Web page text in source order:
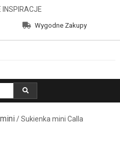
INSPIRACJE
Wygodne Zakupy
/ Sukienka mini Calla